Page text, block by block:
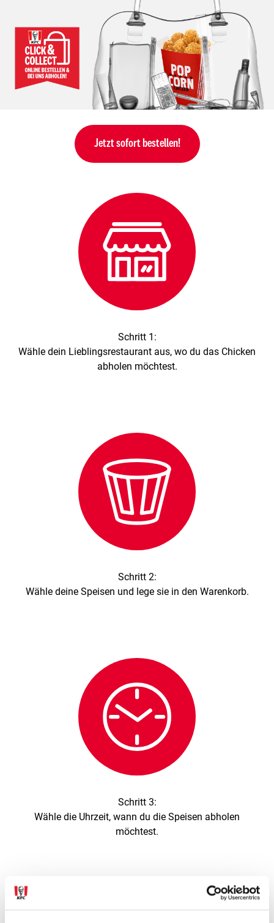
Jetzt sofort bestellen!
Schritt 1:
Wähle dein Lieblingsrestaurant aus, wo du das Chicken
abholen möchtest.
Schritt 2:
Wähle deine Speisen und lege sie in den Warenkorb.
Schritt 3:
Wähle die Uhrzeit, wann du die Speisen abholen
möchtest.